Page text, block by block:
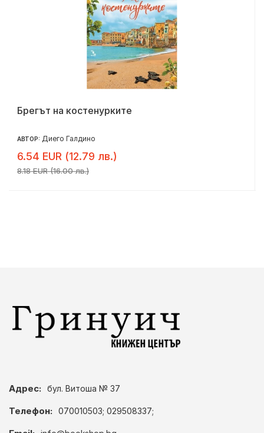
Брегът на костенурките
АВТОР: Диего Галдино
6.54 EUR (12.79 лв.)
8.18 EUR (16.00 лв.)
Адрес: бул. Витоша № 37
Телефон: 070010503; 029508337;